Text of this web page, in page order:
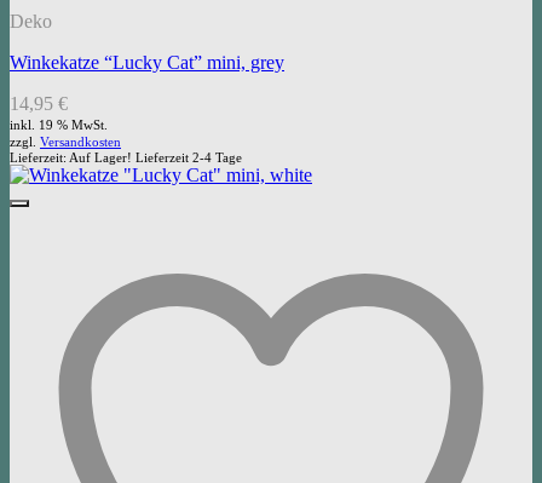
Deko
Winkekatze “Lucky Cat” mini, grey
14,95 €
inkl. 19 % MwSt.
zzgl. Versandkosten
Lieferzeit: Auf Lager! Lieferzeit 2-4 Tage